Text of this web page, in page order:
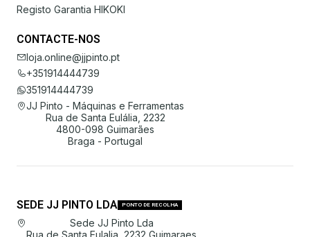
Registo Garantia HIKOKI
CONTACTE-NOS
loja.online@jjpinto.pt
+351914444739
351914444739
JJ Pinto - Máquinas e Ferramentas
Rua de Santa Eulália, 2232
4800-098 Guimarães
Braga - Portugal
SEDE JJ PINTO LDA PONTO DE RECOLHA
Sede JJ Pinto Lda